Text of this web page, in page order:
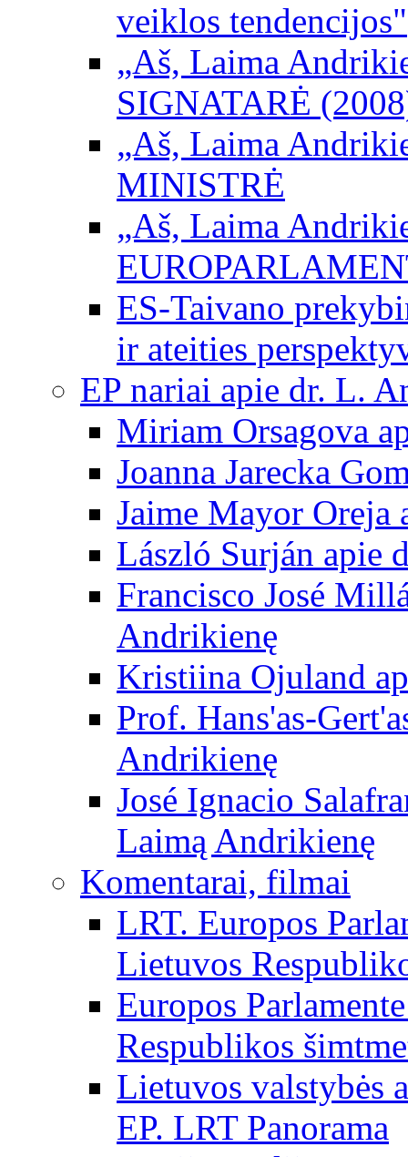
veiklos tendencijos"
„Aš, Laima
SIGNATARĖ
„Aš, Laima
MINISTRĖ
„Aš, Laima
ES-Taivano
ir ateities
EP nariai apie dr. L.
Miriam Orsagova
Joanna Jarecka
Jaime Mayor Oreja
László Surján apie
Francisco José
Andrikienę
Kristiina Ojuland
Prof. Hans'as-
Andrikienę
José Ignacio
Laimą Andrikienę
Komentarai, filmai
LRT. Europos
Lietuvos
Europos
Respublikos
Lietuvos valstybės
EP. LRT Panorama